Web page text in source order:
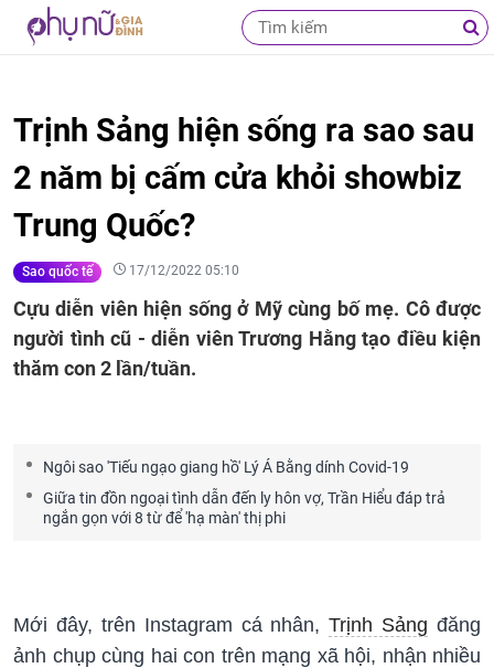
Trịnh Sảng hiện sống ra sao sau
2 năm bị cấm cửa khỏi showbiz
Trung Quốc?
Sao quốc tế 17/12/2022 05:10
Cựu diễn viên hiện sống ở Mỹ cùng bố mẹ. Cô được
người tình cũ - diễn viên Trương Hằng tạo điều kiện
thăm con 2 lần/tuần.
Ngôi sao 'Tiếu ngạo giang hồ' Lý Á Bằng dính Covid-19
Giữa tin đồn ngoại tình dẫn đến ly hôn vợ, Trần Hiểu đáp trả
ngắn gọn với 8 từ để 'hạ màn' thị phi
Mới đây, trên Instagram cá nhân,Trịnh Sảng đăng
ảnh chụp cùng hai con trên mạng xã hội, nhận nhiều